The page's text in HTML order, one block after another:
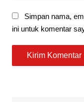
Simpan nama,
ini untuk komentar